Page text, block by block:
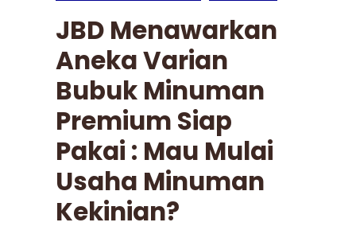
JBD Menawarkan
Aneka Varian
Bubuk Minuman
Premium Siap
Pakai : Mau Mulai
Usaha Minuman
Kekinian?